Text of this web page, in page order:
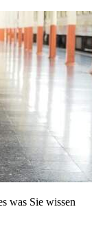
was Sie wissen